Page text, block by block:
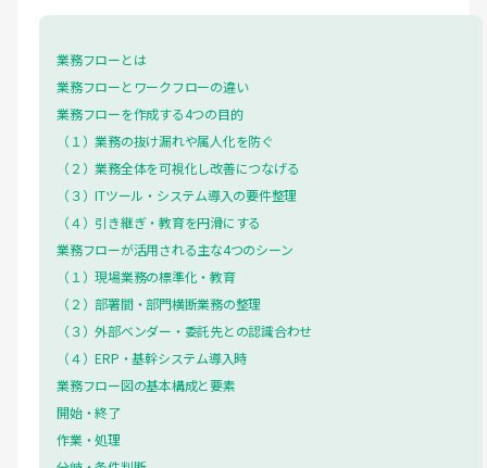
業務フローとは
業務フローとワークフローの違い
業務フローを作成する4つの目的
（１）業務の抜け漏れや属人化を防ぐ
（２）業務全体を可視化し改善につなげる
（３）ITツール・システム導入の要件整理
（４）引き継ぎ・教育を円滑にする
業務フローが活用される主な4つのシーン
（１）現場業務の標準化・教育
（２）部署間・部門横断業務の整理
（３）外部ベンダー・委託先との認識合わせ
（４）ERP・基幹システム導入時
業務フロー図の基本構成と要素
開始・終了
作業・処理